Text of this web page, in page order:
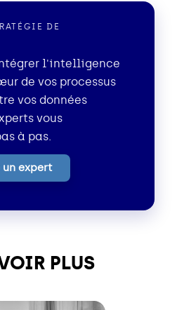
DE
l'intelligence
de vos processus
vos données
vous
à pas.
un expert
PLUS